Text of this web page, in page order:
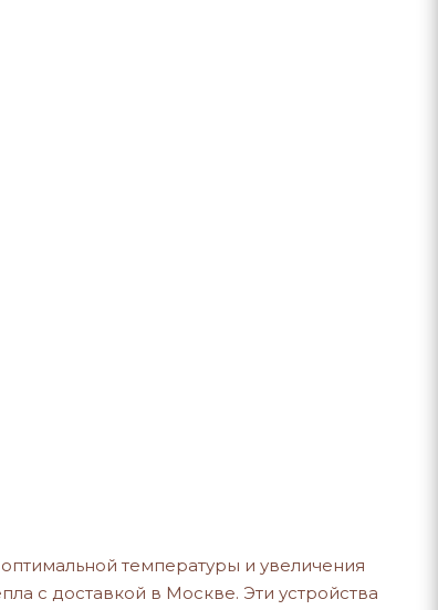
температуры и увеличения
с доставкой в Москве. Эти устройства